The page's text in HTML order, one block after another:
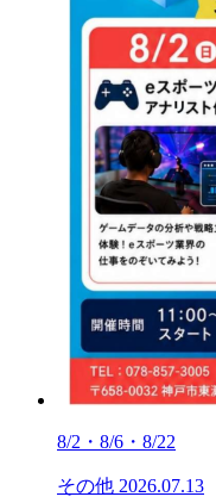
8/2・8/6・8/22
その他 2026.07.13